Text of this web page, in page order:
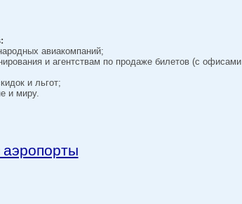
авиакомпаний;
и агентствам по продаже билетов (с офисами
и льгот;
и миру.